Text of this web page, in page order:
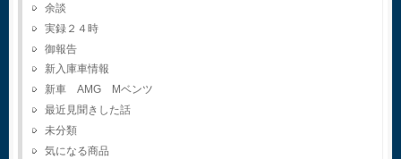
余談
実録２４時
御報告
新入庫車情報
新車 AMG Mベンツ
最近見聞きした話
未分類
気になる商品